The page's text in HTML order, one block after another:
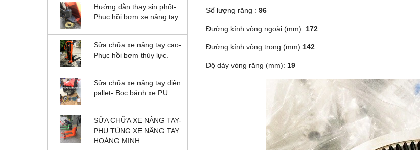
Hướng dẫn thay sin phốt-
Phục hồi bơm xe nâng tay
Sửa chữa xe nâng tay cao-
Phục hồi bơm thủy lực.
Sửa chữa xe nâng tay điện
pallet- Bọc bánh xe PU
SỬA CHỮA XE NÂNG TAY-
PHỤ TÙNG XE NÂNG TAY
HOÀNG MINH
Số lượng răng : 96
Đường kính vòng ngoài (mm): 172
Đường kính vòng trong (mm):142
Độ dày vòng răng (mm): 19